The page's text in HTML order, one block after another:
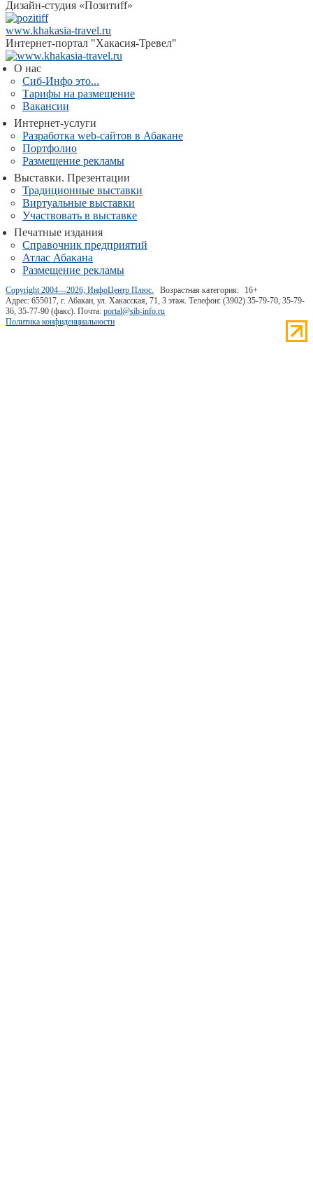
Дизайн-студия «Позитиff»
www.khakasia-travel.ru
Интернет-портал "Хакасия-Тревел"
О нас
Сиб-Инфо это...
Тарифы на размещение
Вакансии
Интернет-услуги
Разработка web-сайтов в Абакане
Портфолио
Размещение рекламы
Выставки. Презентации
Традиционные выставки
Виртуальные выставки
Участвовать в выставке
Печатные издания
Справочник предприятий
Атлас Абакана
Размещение рекламы
Copyright 2004—2026, ИнфоЦентр Плюс. Возрастная категория:
16+
Адрес: 655017, г. Абакан, ул. Хакасская, 71, 3 этаж. Телефон: (3902) 35-79-70, 35-79-
36, 35-77-90 (факс). Почта: portal@sib-info.ru
Политика конфиденциальности